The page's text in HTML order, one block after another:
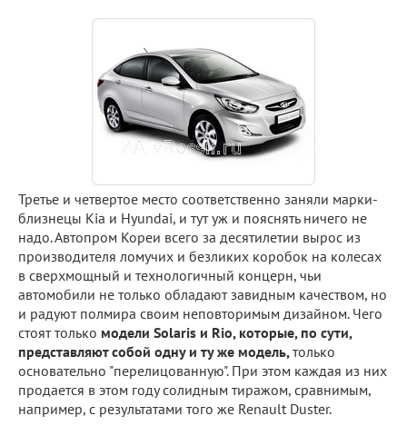
Третье и четвертое место соответственно заняли марки-
близнецы Kia и Hyundai, и тут уж и пояснять ничего не
надо. Автопром Кореи всего за десятилетии вырос из
производителя ломучих и безликих коробок на колесах
в сверхмощный и технологичный концерн, чьи
автомобили не только обладают завидным качеством, но
и радуют полмира своим неповторимым дизайном. Чего
стоят только модели Solaris и Rio, которые, по сути,
представляют собой одну и ту же модель,только
основательно "перелицованную". При этом каждая из них
продается в этом году солидным тиражом, сравнимым,
например, с результатами того же Renault Duster.